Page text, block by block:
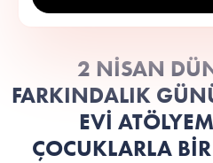
2 NİSAN
FARKINDALIK
EVİ
ÇOCUKLARLA